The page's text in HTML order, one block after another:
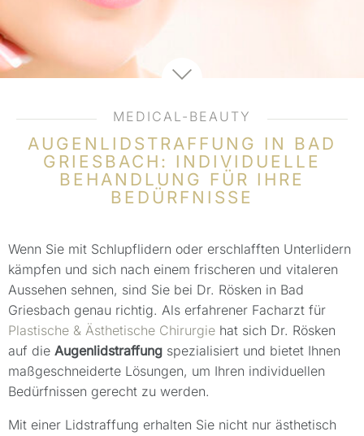
MEDICAL-BEAUTY
AUGENLIDSTRAFFUNG IN BAD
GRIESBACH: INDIVIDUELLE
BEHANDLUNG FÜR IHRE
BEDÜRFNISSE
Wenn Sie mit Schlupflidern oder erschlafften Unterlidern
kämpfen und sich nach einem frischeren und vitaleren
Aussehen sehnen, sind Sie bei Dr. Rösken in Bad
Griesbach genau richtig. Als erfahrener Facharzt für
Plastische & Ästhetische Chirurgie hat sich Dr. Rösken
auf die Augenlidstraffung spezialisiert und bietet Ihnen
maßgeschneiderte Lösungen, um Ihren individuellen
Bedürfnissen gerecht zu werden.
Mit einer Lidstraffung erhalten Sie nicht nur ästhetisch